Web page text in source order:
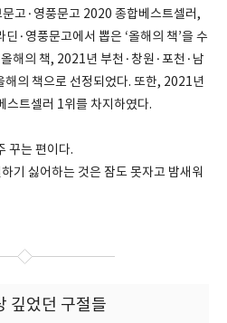
문고·영풍문고 2020 종합베스트셀러,
·영풍문고에서 뽑은 ‘올해의 책’을 수
해의 책, 2021년 부천·창원·포천·남
의 책으로 선정되었다. 또한, 2021년
스트셀러 1위를 차지하였다.
꾸는 편이다.
기 싫어하는 것은 잠도 못자고 밤새워
깊었던 구절들